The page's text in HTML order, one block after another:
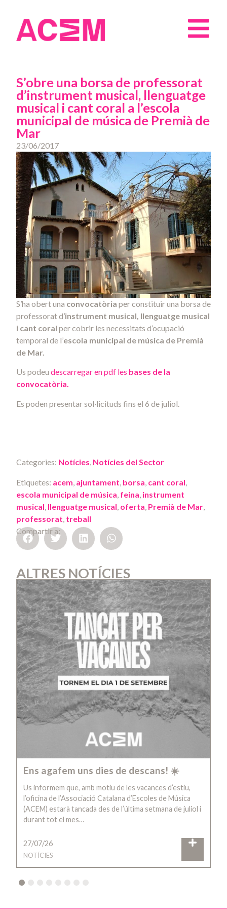
S’obre una borsa de professorat
d’instrument musical, llenguatge
musical i cant coral a l’escola
municipal de música de Premià de
Mar
23/06/2017
S’ha obert una convocatòria per constituir una borsa de
professorat d’instrument musical, llenguatge musical
i cant coral per cobrir les necessitats d’ocupació
temporal de l’escola municipal de música de Premià
de Mar.
Us podeu descarregar en pdf les bases de la
convocatòria.
Es poden presentar sol·licituds fins el 6 de juliol.
Categories: Notícies, Notícies del Sector
Etiquetes: acem, ajuntament, borsa, cant coral,
escola municipal de música, feina, instrument
musical, llenguatge musical, oferta, Premià de Mar,
professorat, treball
Compartir a:
ALTRES NOTÍCIES
Ens agafem uns dies de descans! ☀️
Us informem que, amb motiu de les vacances d’estiu,
l’oficina de l’Associació Catalana d’Escoles de Música
(ACEM) estarà tancada des de l’última setmana de juliol i
durant tot el mes…
27/07/26
NOTÍCIES
4 5 6 7 8